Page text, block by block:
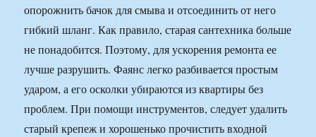
опорожнить бачок для смыва и отсоединить от него
гибкий шланг. Как правило, старая сантехника больше
не понадобится. Поэтому, для ускорения ремонта ее
лучше разрушить. Фаянс легко разбивается простым
ударом, а его осколки убираются из квартиры без
проблем. При помощи инструментов, следует удалить
старый крепеж и хорошенько прочистить входной